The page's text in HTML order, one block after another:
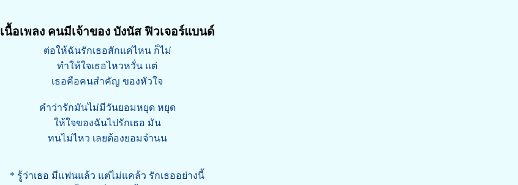
เนื้อเพลง คนมีเจ้าของ บังนัส ฟิวเจอร์แบนด์
ต่อให้ฉันรักเธอสักแค่ไหน ก็ไม่
ทำให้ใจเธอไหวหวั่น แต่
เธอคือคนสำคัญ ของหัวใจ
คำว่ารักมันไม่มีวันยอมหยุด หยุด
ให้ใจของฉันไปรักเธอ มัน
ทนไม่ไหว เลยต้องยอมจำนน
* รู้ว่าเธอ มีแฟนแล้ว แต่ไม่แคล้ว รักเธออย่างนี้